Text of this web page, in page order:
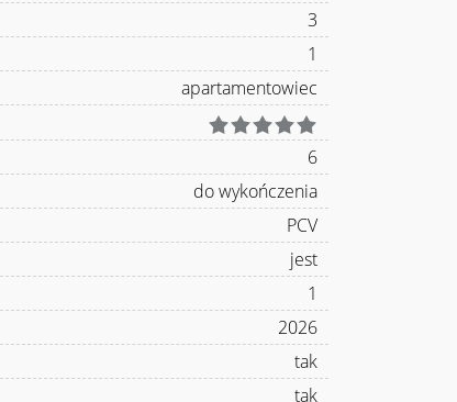
3
1
apartamentowiec
6
do wykończenia
PCV
jest
1
2026
tak
tak